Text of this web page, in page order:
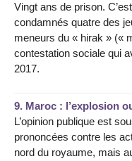
Vingt ans de prison.
condamnés quatre des
meneurs du « hirak » («
contestation sociale qui
2017.
9. Maroc : l’explosion
L’opinion publique est
prononcées contre les
nord du royaume, mais